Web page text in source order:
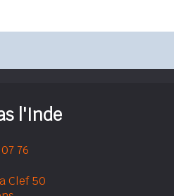
l'Inde
76
Clef 50